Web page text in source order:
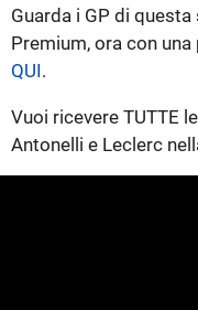
Guarda i GP di
Premium, ora con
QUI.
Vuoi ricevere TUTTE
Antonelli e Leclerc